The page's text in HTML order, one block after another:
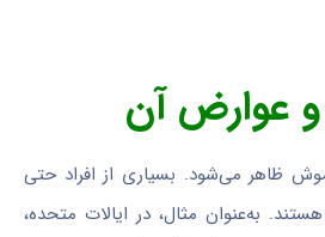
عوارض آن
ظاهر می‌شود. بسیاری از افراد حتی
به‌عنوان مثال، در ایالات متحده،